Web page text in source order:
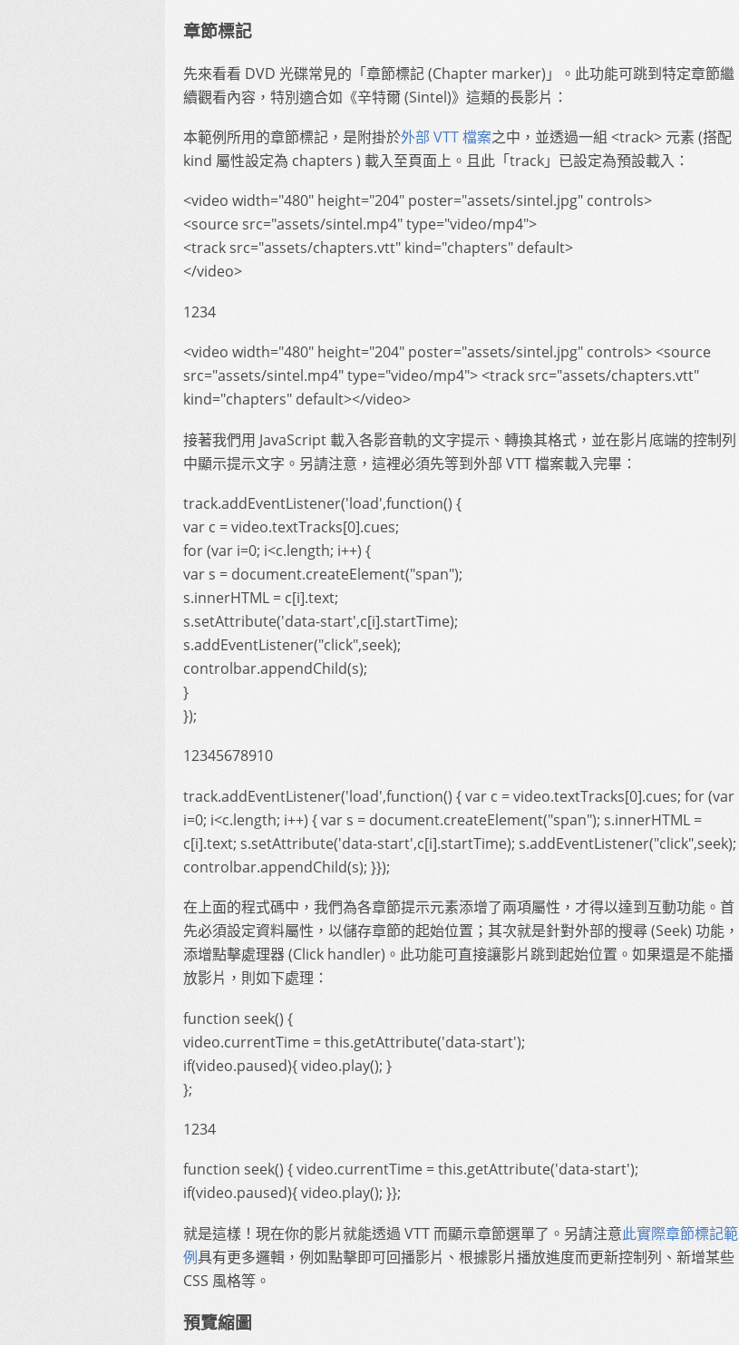
章節標記
先來看看 DVD 光碟常見的「章節標記 (Chapter marker)」。此功能可跳到特定章節繼
續觀看內容，特別適合如《辛特爾 (Sintel)》這類的長影片：
本範例所用的章節標記，是附掛於外部 VTT 檔案之中，並透過一組 <track> 元素 (搭配
kind 屬性設定為 chapters ) 載入至頁面上。且此「track」已設定為預設載入：
<video width="480" height="204" poster="assets/sintel.jpg" controls>
<source src="assets/sintel.mp4" type="video/mp4">
<track src="assets/chapters.vtt" kind="chapters" default>
</video>
1234
<video width="480" height="204" poster="assets/sintel.jpg" controls> <source
src="assets/sintel.mp4" type="video/mp4"> <track src="assets/chapters.vtt"
kind="chapters" default></video>
接著我們用 JavaScript 載入各影音軌的文字提示、轉換其格式，並在影片底端的控制列
中顯示提示文字。另請注意，這裡必須先等到外部 VTT 檔案載入完畢：
track.addEventListener('load',function() {
var c = video.textTracks[0].cues;
for (var i=0; i<c.length; i++) {
var s = document.createElement("span");
s.innerHTML = c[i].text;
s.setAttribute('data-start',c[i].startTime);
s.addEventListener("click",seek);
controlbar.appendChild(s);
}
});
12345678910
track.addEventListener('load',function() { var c = video.textTracks[0].cues; for (var
i=0; i<c.length; i++) { var s = document.createElement("span"); s.innerHTML =
c[i].text; s.setAttribute('data-start',c[i].startTime); s.addEventListener("click",seek);
controlbar.appendChild(s); }});
在上面的程式碼中，我們為各章節提示元素添增了兩項屬性，才得以達到互動功能。首
先必須設定資料屬性，以儲存章節的起始位置；其次就是針對外部的搜尋 (Seek) 功能，
添增點擊處理器 (Click handler)。此功能可直接讓影片跳到起始位置。如果還是不能播
放影片，則如下處理：
function seek() {
video.currentTime = this.getAttribute('data-start');
if(video.paused){ video.play(); }
};
1234
function seek() { video.currentTime = this.getAttribute('data-start');
if(video.paused){ video.play(); }};
就是這樣！現在你的影片就能透過 VTT 而顯示章節選單了。另請注意此實際章節標記範
例具有更多邏輯，例如點擊即可回播影片、根據影片播放進度而更新控制列、新增某些
CSS 風格等。
預覽縮圖